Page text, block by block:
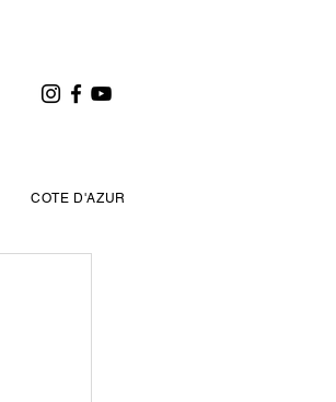
COTE D'AZUR